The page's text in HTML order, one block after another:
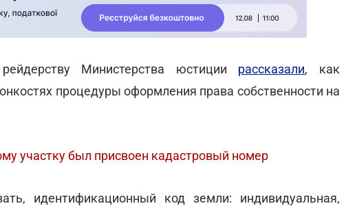
Министерства юстиции рассказали, как
процедуры оформления права собственности на
участку был присвоен кадастровый номер
идентификационный код земли: индивидуальная,